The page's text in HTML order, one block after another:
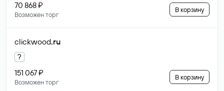
70 868 ₽
Возможен торг
В корзину
clickwood.ru
?
151 067 ₽
Возможен торг
В корзину